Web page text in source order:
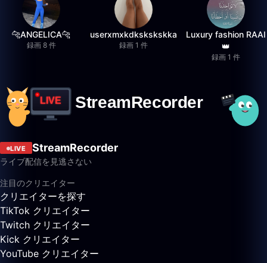
🐆ANGELICA🐆
録画 8 件
userxmxkdkskskskka
録画 1 件
Luxury fashion RAAI
👑
録画 1 件
LIVE StreamRecorder
ライブ配信を見逃さない
注目のクリエイター
クリエイターを探す
TikTok クリエイター
Twitch クリエイター
Kick クリエイター
YouTube クリエイター